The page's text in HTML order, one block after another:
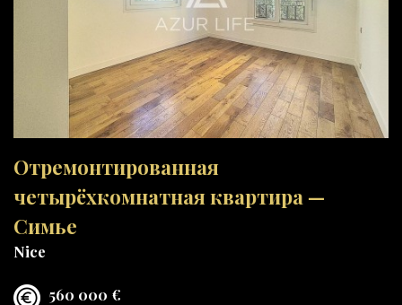
Отремонтированная
четырёхкомнатная квартира —
Симье
Nice
560 000 €